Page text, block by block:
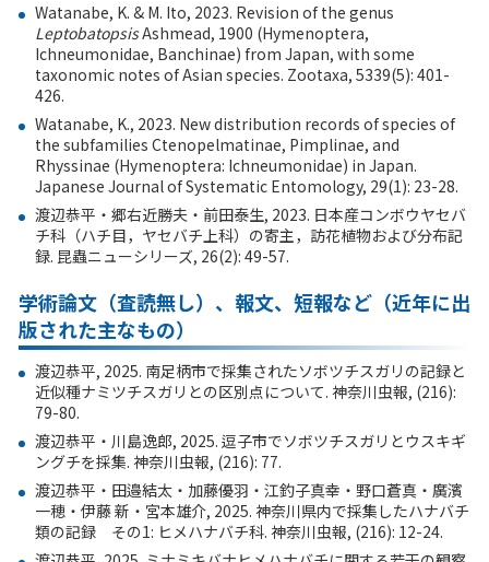
Watanabe, K. & M. Ito, 2023. Revision of the genus
LeptobatopsisAshmead, 1900 (Hymenoptera,
Ichneumonidae, Banchinae) from Japan, with some
taxonomic notes of Asian species. Zootaxa, 5339(5): 401-
426.
Watanabe, K., 2023. New distribution records of species of
the subfamilies Ctenopelmatinae, Pimplinae, and
Rhyssinae (Hymenoptera: Ichneumonidae) in Japan.
Japanese Journal of Systematic Entomology, 29(1): 23-28.
渡辺恭平・郷右近勝夫・前田泰生, 2023. 日本産コンボウヤセバ
チ科（ハチ目，ヤセバチ上科）の寄主，訪花植物および分布記
録. 昆蟲ニューシリーズ, 26(2): 49-57.
学術論文（査読無し）、報文、短報など（近年に出
版された主なもの）
渡辺恭平, 2025. 南足柄市で採集されたソボツチスガリの記録と
近似種ナミツチスガリとの区別点について. 神奈川虫報, (216):
79-80.
渡辺恭平・川島逸郎, 2025. 逗子市でソボツチスガリとウスキギ
ングチを採集. 神奈川虫報, (216): 77.
渡辺恭平・田邉結太・加藤優羽・江釣子真幸・野口蒼真・廣濱
一穂・伊藤 新・宮本雄介, 2025. 神奈川県内で採集したハナバチ
類の記録 その1: ヒメハナバチ科. 神奈川虫報, (216): 12-24.